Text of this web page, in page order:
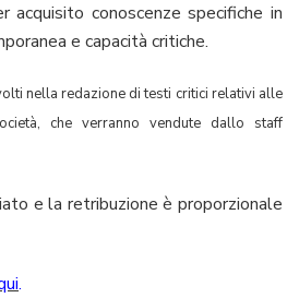
acquisito conoscenze specifiche in
e capacità critiche.
nella redazione di testi critici relativi alle
che verranno vendute dallo staff
e la retribuzione è proporzionale
.